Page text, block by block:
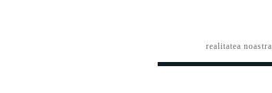
realitatea noastra